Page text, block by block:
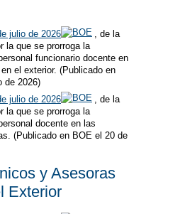
julio de 2026
, de la
la que se prorroga la
funcionario docente en
el exterior. (Publicado en
de 2026)
julio de 2026
, de la
la que se prorroga la
docente en las
(Publicado en BOE el 20 de
y Asesoras
Exterior